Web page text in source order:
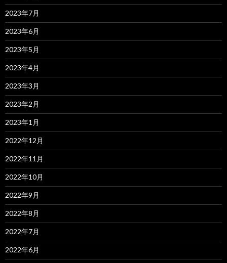
2023年7月
2023年6月
2023年5月
2023年4月
2023年3月
2023年2月
2023年1月
2022年12月
2022年11月
2022年10月
2022年9月
2022年8月
2022年7月
2022年6月